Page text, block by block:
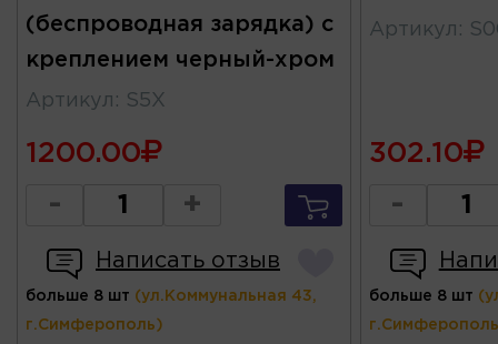
(беспроводная зарядка) с
креплением черный-хром
Артикул : S5X
1200.00
- +
Написать отзыв
больше 8 шт (ул.Коммунальная 43,
г.Симферополь)
Артикул :
302.10
-
больше 8 шт